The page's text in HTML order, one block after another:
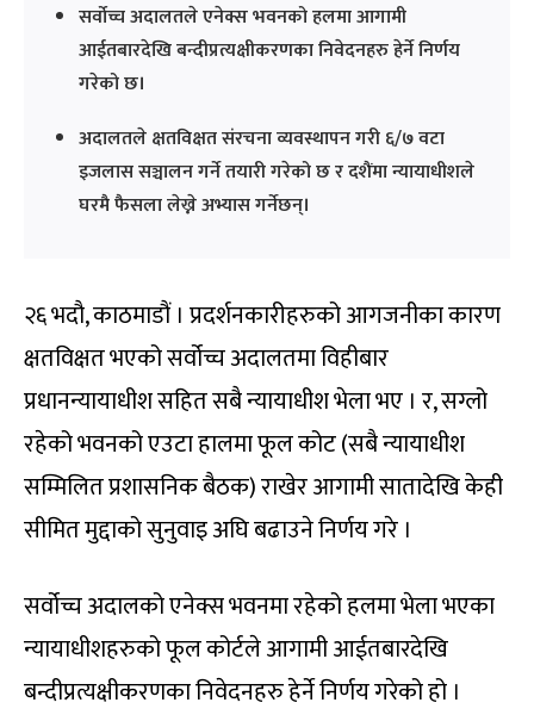
सर्वोच्च अदालतले एनेक्स भवनको हलमा आगामी
आईतबारदेखि बन्दीप्रत्यक्षीकरणका निवेदनहरु हेर्ने निर्णय
गरेको छ।
अदालतले क्षतविक्षत संरचना व्यवस्थापन गरी ६/७ वटा
इजलास सञ्चालन गर्ने तयारी गरेको छ र दशैंमा न्यायाधीशले
घरमै फैसला लेख्ने अभ्यास गर्नेछन्।
२६ भदौ, काठमाडौं । प्रदर्शनकारीहरुको आगजनीका कारण
क्षतविक्षत भएको सर्वोच्च अदालतमा विहीबार
प्रधानन्यायाधीश सहित सबै न्यायाधीश भेला भए । र, सग्लो
रहेको भवनको एउटा हालमा फूल कोट (सबै न्यायाधीश
सम्मिलित प्रशासनिक बैठक) राखेर आगामी सातादेखि केही
सीमित मुद्दाको सुनुवाइ अघि बढाउने निर्णय गरे ।
सर्वोच्च अदालको एनेक्स भवनमा रहेको हलमा भेला भएका
न्यायाधीशहरुको फूल कोर्टले आगामी आईतबारदेखि
बन्दीप्रत्यक्षीकरणका निवेदनहरु हेर्ने निर्णय गरेको हो ।